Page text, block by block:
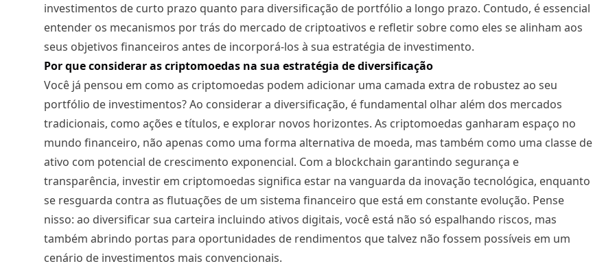
investimentos de curto prazo quanto para diversificação de portfólio a longo prazo. Contudo, é essencial
entender os mecanismos por trás do mercado de criptoativos e refletir sobre como eles se alinham aos
seus objetivos financeiros antes de incorporá-los à sua estratégia de investimento.
Por que considerar as criptomoedas na sua estratégia de diversificação
Você já pensou em como as criptomoedas podem adicionar uma camada extra de robustez ao seu
portfólio de investimentos? Ao considerar a diversificação, é fundamental olhar além dos mercados
tradicionais, como ações e títulos, e explorar novos horizontes. As criptomoedas ganharam espaço no
mundo financeiro, não apenas como uma forma alternativa de moeda, mas também como uma classe de
ativo com potencial de crescimento exponencial. Com a blockchain garantindo segurança e
transparência, investir em criptomoedas significa estar na vanguarda da inovação tecnológica, enquanto
se resguarda contra as flutuações de um sistema financeiro que está em constante evolução. Pense
nisso: ao diversificar sua carteira incluindo ativos digitais, você está não só espalhando riscos, mas
também abrindo portas para oportunidades de rendimentos que talvez não fossem possíveis em um
cenário de investimentos mais convencionais.